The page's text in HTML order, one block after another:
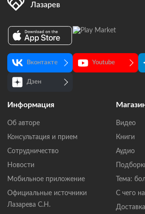
Лазарев
Вконтакте Youtube
Дзен
Информация
Об авторе
Консультация и прием
Сотрудничество
Новости
Мобильное приложение
Официальные источники
Лазарева С.Н.
Видео
Книги
Аудио
Тема:
С чего
Доставка